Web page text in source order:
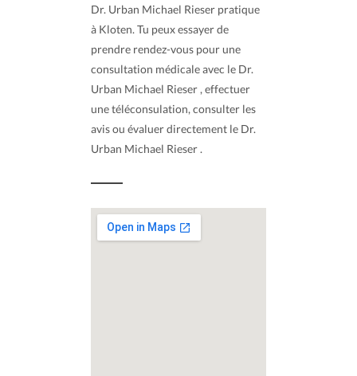
Dr. Urban Michael Rieser pratique
à Kloten. Tu peux essayer de
prendre rendez-vous pour une
consultation médicale avec le Dr.
Urban Michael Rieser , effectuer
une téléconsulation, consulter les
avis ou évaluer directement le Dr.
Urban Michael Rieser .